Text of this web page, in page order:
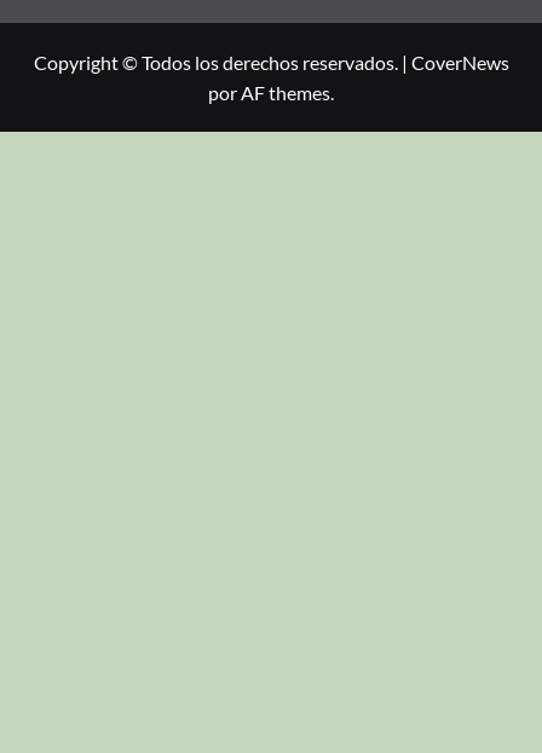
Copyright © Todos los derechos reservados. | CoverNews
por AF themes.